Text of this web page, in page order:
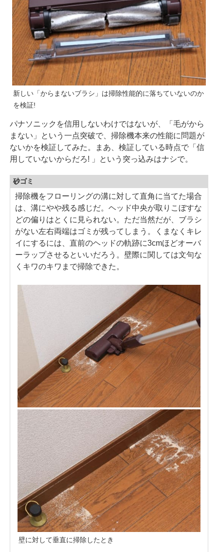
新しい「からまないブラシ」は掃除性能的に落ちていないのか
を検証!
パナソニックを信用しないわけではないが、「毛がから
まない」という一点突破で、掃除機本来の性能に問題が
ないかを検証してみた。まあ、検証している時点で「信
用していないからだろ! 」という突っ込みはナシで。
砂ゴミ
掃除機をフローリングの溝に対して直角に当てた場合
は、溝にやや残る感じだ。ヘッド中央が取りこぼすな
どの偏りはとくに見られない。ただ当然だが、ブラシ
がない左右両端はゴミが残ってしまう。くまなくキレ
イにするには、直前のヘッドの軌跡に3cmほどオーバ
ーラップさせるといいだろう。壁際に関しては文句な
くキワのキワまで掃除できた。
壁に対して垂直に掃除したとき